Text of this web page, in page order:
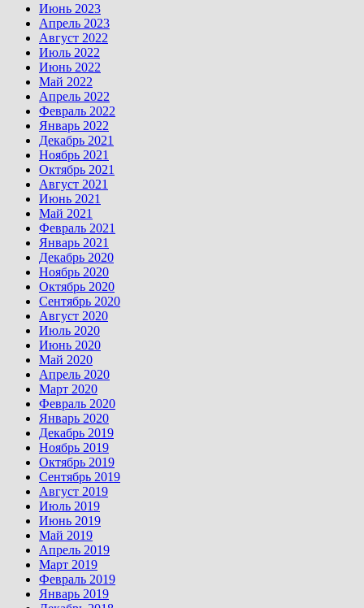
Июнь 2023
Апрель 2023
Август 2022
Июль 2022
Июнь 2022
Май 2022
Апрель 2022
Февраль 2022
Январь 2022
Декабрь 2021
Ноябрь 2021
Октябрь 2021
Август 2021
Июнь 2021
Май 2021
Февраль 2021
Январь 2021
Декабрь 2020
Ноябрь 2020
Октябрь 2020
Сентябрь 2020
Август 2020
Июль 2020
Июнь 2020
Май 2020
Апрель 2020
Март 2020
Февраль 2020
Январь 2020
Декабрь 2019
Ноябрь 2019
Октябрь 2019
Сентябрь 2019
Август 2019
Июль 2019
Июнь 2019
Май 2019
Апрель 2019
Март 2019
Февраль 2019
Январь 2019